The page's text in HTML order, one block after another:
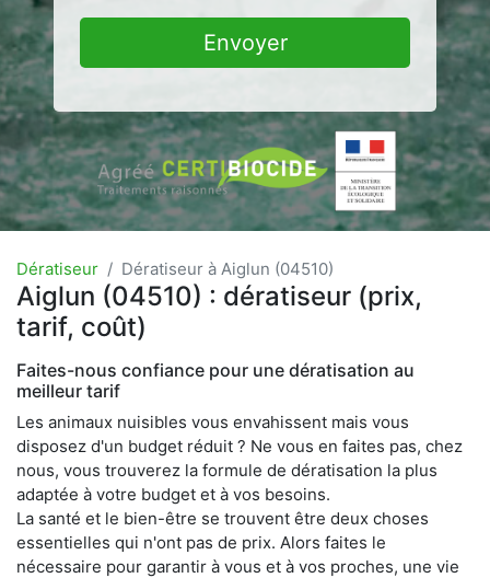
Envoyer
Dératiseur Dératiseur à Aiglun (04510)
Aiglun (04510) : dératiseur (prix,
tarif, coût)
Faites-nous confiance pour une dératisation au
meilleur tarif
Les animaux nuisibles vous envahissent mais vous
disposez d'un budget réduit ? Ne vous en faites pas, chez
nous, vous trouverez la formule de dératisation la plus
adaptée à votre budget et à vos besoins.
La santé et le bien-être se trouvent être deux choses
essentielles qui n'ont pas de prix. Alors faites le
nécessaire pour garantir à vous et à vos proches, une vie